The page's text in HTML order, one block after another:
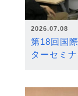
2026.07.08
第18回国
ターセミ